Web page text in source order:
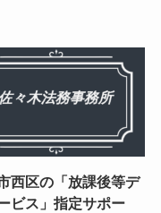
西区の「放課後等デ
ビス」指定サポー